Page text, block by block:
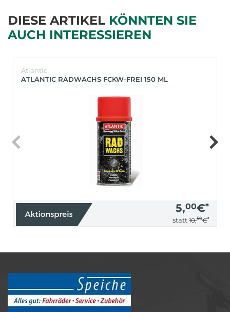
DIESE ARTIKEL KÖNNTEN SIE
AUCH INTERESSIEREN
Atlantic
ATLANTIC RADWACHS FCKW-FREI 150 ML
5,00€*
statt 10,50€*